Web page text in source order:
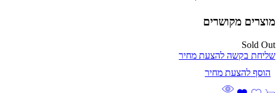
מוצרים מקושרים
Sold Out
שליחת בקשה להצעת מחיר